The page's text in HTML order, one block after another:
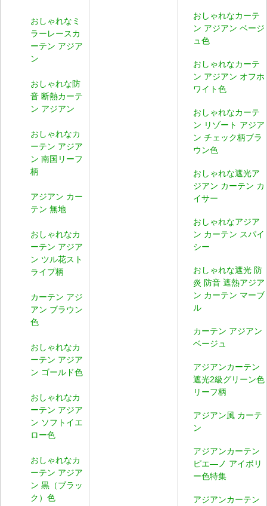
おしゃれなミ
ラーレースカ
ーテン アジア
ン
おしゃれな防
音 断熱カーテ
ン アジアン
おしゃれなカ
ーテン アジア
ン 南国リーフ
柄
アジアン カー
テン 無地
おしゃれなカ
ーテン アジア
ン ツル花スト
ライプ柄
カーテン アジ
アン ブラウン
色
おしゃれなカ
ーテン アジア
ン ゴールド色
おしゃれなカ
ーテン アジア
ン ソフトイエ
ロー色
おしゃれなカ
ーテン アジア
ン 黒（ブラッ
ク）色
おしゃれなカーテ
ン アジアン ベージ
ュ色
おしゃれなカーテ
ン アジアン オフホ
ワイト色
おしゃれなカーテ
ン リゾート アジア
ン チェック柄ブラ
ウン色
おしゃれな遮光ア
ジアン カーテン カ
イサー
おしゃれなアジア
ン カーテン スパイ
シー
おしゃれな遮光 防
炎 防音 遮熱アジア
ン カーテン マーブ
ル
カーテン アジアン
ベージュ
アジアンカーテン
遮光2級グリーン色
リーフ柄
アジアン風 カーテ
ン
アジアンカーテン
ピエ―ノ アイボリ
ー色特集
アジアンカーテン